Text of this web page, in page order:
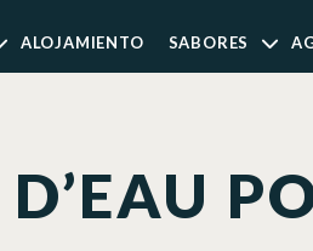
ALOJAMIENTO SABORES